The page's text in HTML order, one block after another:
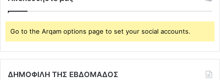
Go to the Arqam options page to set your social accounts.
ΔΗΜΟΦΙΛΗ ΤΗΣ ΕΒΔΟΜΑΔΟΣ